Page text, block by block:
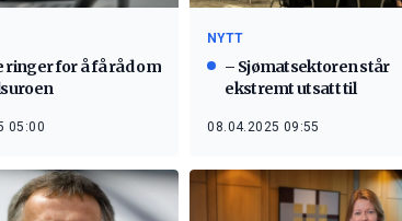
ringer for å få råd om
05:00
NYTT
– Sjømatsektoren står
ekstremt utsatt til
08.04.2025 09:55